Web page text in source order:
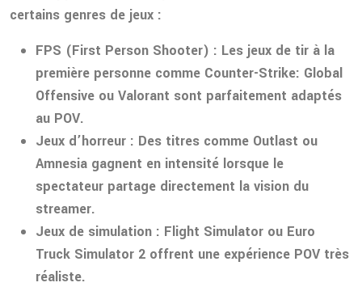
certains genres de jeux :
FPS (First Person Shooter) : Les jeux de tir à la
première personne comme Counter-Strike: Global
Offensive ou Valorant sont parfaitement adaptés
au POV.
Jeux d’horreur : Des titres comme Outlast ou
Amnesia gagnent en intensité lorsque le
spectateur partage directement la vision du
streamer.
Jeux de simulation : Flight Simulator ou Euro
Truck Simulator 2 offrent une expérience POV très
réaliste.